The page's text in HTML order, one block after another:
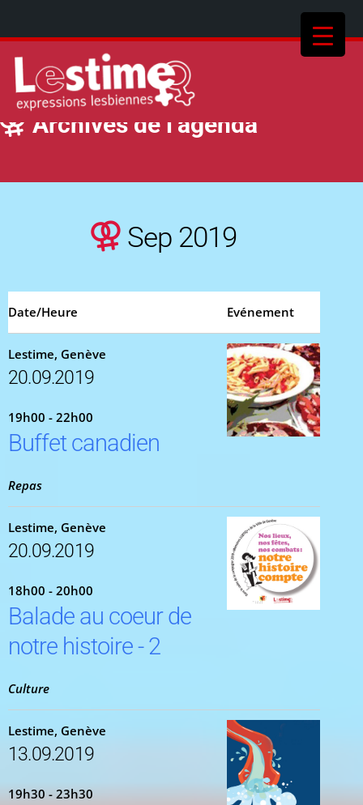
Archives de l’agenda
Sep 2019
Date/Heure Evénement
Lestime, Genève
20.09.2019
19h00 - 22h00
Buffet canadien
Repas
Lestime, Genève
20.09.2019
18h00 - 20h00
Balade au coeur de
notre histoire - 2
Culture
Lestime, Genève
13.09.2019
19h30 - 23h30